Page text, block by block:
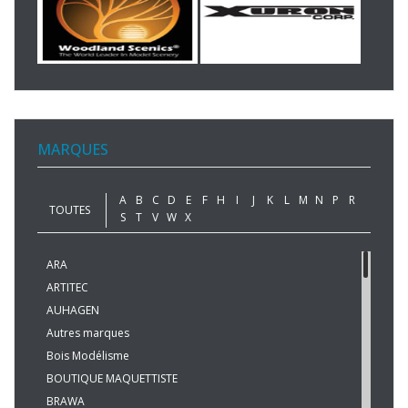
MARQUES
TOUTES
A B C D E F H I J K L M N P
R
S
T V W X
ARA
ARTITEC
AUHAGEN
Autres marques
Bois Modélisme
BOUTIQUE MAQUETTISTE
BRAWA